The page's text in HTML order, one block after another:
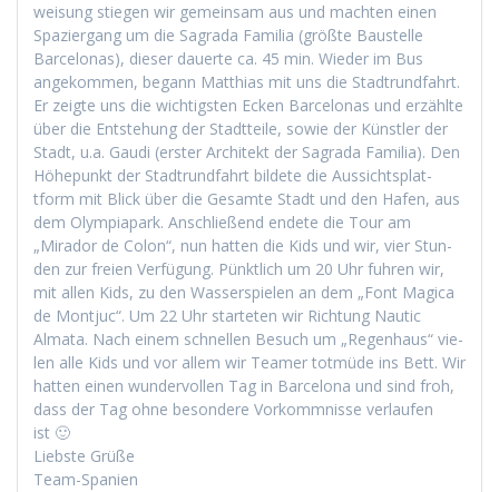
weisung stiegen wir gemein­sam aus und macht­en einen
Spazier­gang um die Sagra­da Famil­ia (größte Baustelle
Barcelonas), dieser dauerte ca. 45 min. Wieder im Bus
angekom­men, begann Matthias mit uns die Stadtrund­fahrt.
Er zeigte uns die wichtig­sten Eck­en Barcelonas und erzählte
über die Entste­hung der Stadt­teile, sowie der Kün­stler der
Stadt, u.a. Gau­di (erster Architekt der Sagra­da Famil­ia). Den
Höhep­unkt der Stadtrund­fahrt bildete die Aus­sicht­splat­
tform mit Blick über die Gesamte Stadt und den Hafen, aus
dem Olympia­park. Anschließend endete die Tour am
„Mirador de Colon“, nun hat­ten die Kids und wir, vier Stun­
den zur freien Ver­fü­gung. Pünk­tlich um 20 Uhr fuhren wir,
mit allen Kids, zu den Wasser­spie­len an dem „Font Mag­i­ca
de Mon­tjuc“. Um 22 Uhr starteten wir Rich­tung Nau­tic
Alma­ta. Nach einem schnellen Besuch um „Regen­haus“ vie­
len alle Kids und vor allem wir Team­er tot­müde ins Bett. Wir
hat­ten einen wun­der­vollen Tag in Barcelona und sind froh,
dass der Tag ohne beson­dere Vorkomm­nisse ver­laufen
ist 🙂
Lieb­ste Grüße
Team-Spanien